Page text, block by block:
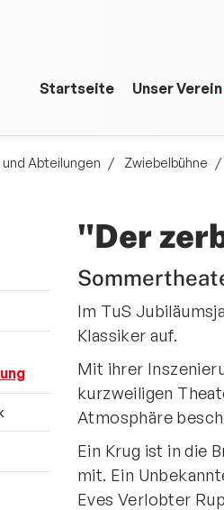
Startseite Unser Verein
Abteilungen Zwiebelbühne
"Der
Im TuS
Klassiker auf.
Mit ihrer
kurzweiligen
Atmosphäre
Ein Krug ist in die
mit. Ein
Eves Verlobter